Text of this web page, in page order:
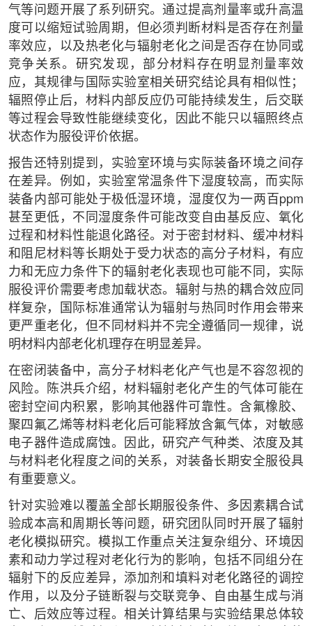
气等问题开展了系列研究。通过提高剂量率或升高温
度可以缩短试验周期，但必须判断材料是否存在剂量
率效应，以及热老化与辐射老化之间是否存在协同或
竞争关系。研究发现，部分材料存在明显剂量率效
应，其规律与国际实验室相关研究结论具有相似性；
辐照停止后，材料内部反应仍可能持续发生，后交联
等过程会导致性能继续变化，因此不能只以辐照终点
状态作为服役评价依据。
报告还特别提到，实验室环境与实际装备环境之间存
在差异。例如，实验室常温条件下湿度较高，而实际
装备内部可能处于极低湿环境，湿度仅为一两百ppm
甚至更低，不同湿度条件可能改变自由基反应、氧化
过程和材料性能退化路径。对于密封材料、缓冲材料
和阻尼材料等长期处于受力状态的高分子材料，有应
力和无应力条件下的辐射老化表现也可能不同，实际
服役评价需要考虑加载状态。辐射与热的耦合效应同
样复杂，国际标准通常认为辐射与热同时作用会带来
更严重老化，但不同材料并不完全遵循同一规律，说
明材料内部老化机理存在明显差异。
在密闭装备中，高分子材料老化产气也是不容忽视的
风险。陈洪兵介绍，材料辐射老化产生的气体可能在
密封空间内积累，影响其他器件可靠性。含氟橡胶、
聚四氟乙烯等材料老化后可能释放含氟气体，对敏感
电子器件造成腐蚀。因此，研究产气种类、浓度及其
与材料老化程度之间的关系，对装备长期安全服役具
有重要意义。
针对实验难以覆盖全部长期服役条件、多因素耦合试
验成本高和周期长等问题，研究团队同时开展了辐射
老化模拟研究。模拟工作重点关注复杂组分、环境因
素和动力学过程对老化行为的影响，包括不同组分在
辐射下的反应差异，添加剂和填料对老化路径的调控
作用，以及分子链断裂与交联竞争、自由基生成与消
亡、后效应等过程。相关计算结果与实验结果总体较